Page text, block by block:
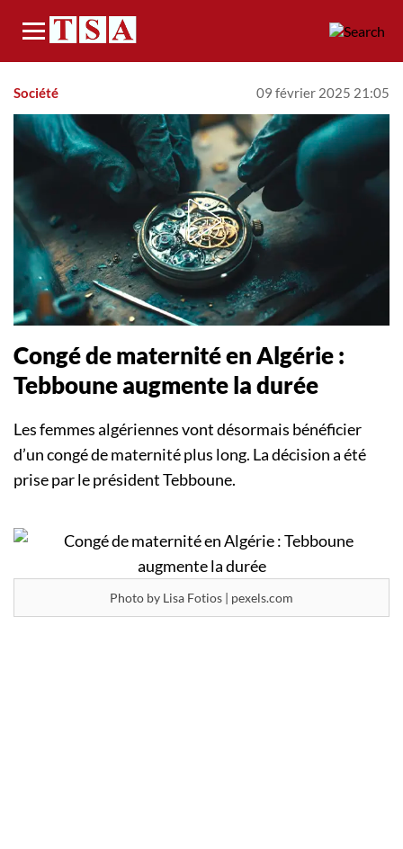
Menu
Société 09 février 2025 21:05
Congé de maternité en Algérie :
Tebboune augmente la durée
Les femmes algériennes vont désormais bénéficier
d’un congé de maternité plus long. La décision a été
prise par le président Tebboune.
Photo by Lisa Fotios | pexels.com